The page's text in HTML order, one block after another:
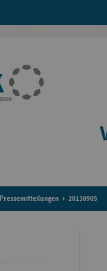
Pressemitteilungen 20130905